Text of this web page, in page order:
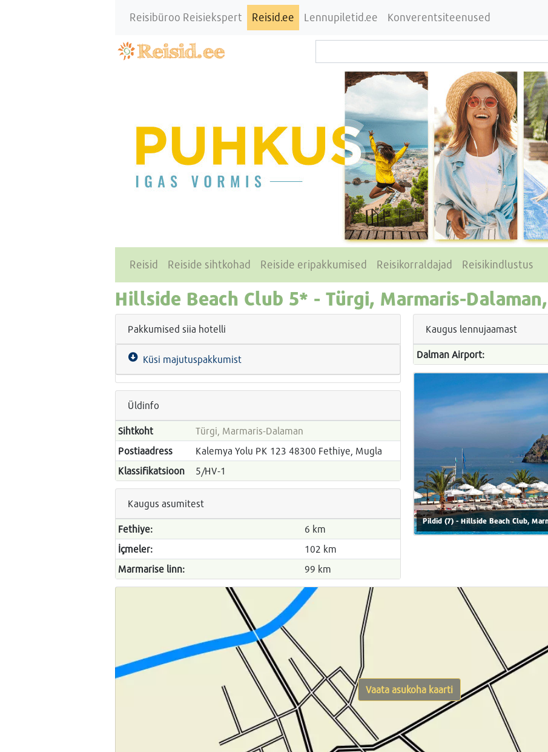
Reisibüroo Reisiekspert Reisid.ee Lennupiletid.ee Konverentsiteenused
Reisid Reiside sihtkohad Reiside eripakkumised Reisikorraldajad Reisikindlustus
Hillside Beach Club 5* - Türgi, Marmaris-
Pakkumised siia hotelli
Küsi majutuspakkumist
Üldinfo
Sihtkoht
Türgi, Marmaris-Dalaman
Postiaadress
Kalemya Yolu PK 123 48300 Fethiye, Mugla
Klassifikatsioon
5/HV-1
Kaugus asumitest
Fethiye:
6 km
İçmeler:
102 km
Marmarise linn:
99 km
Kaugus lennujaamast
Dalman Airport:
Pildid (7) - Hillside Beach Club,
Vaata asukoha kaarti